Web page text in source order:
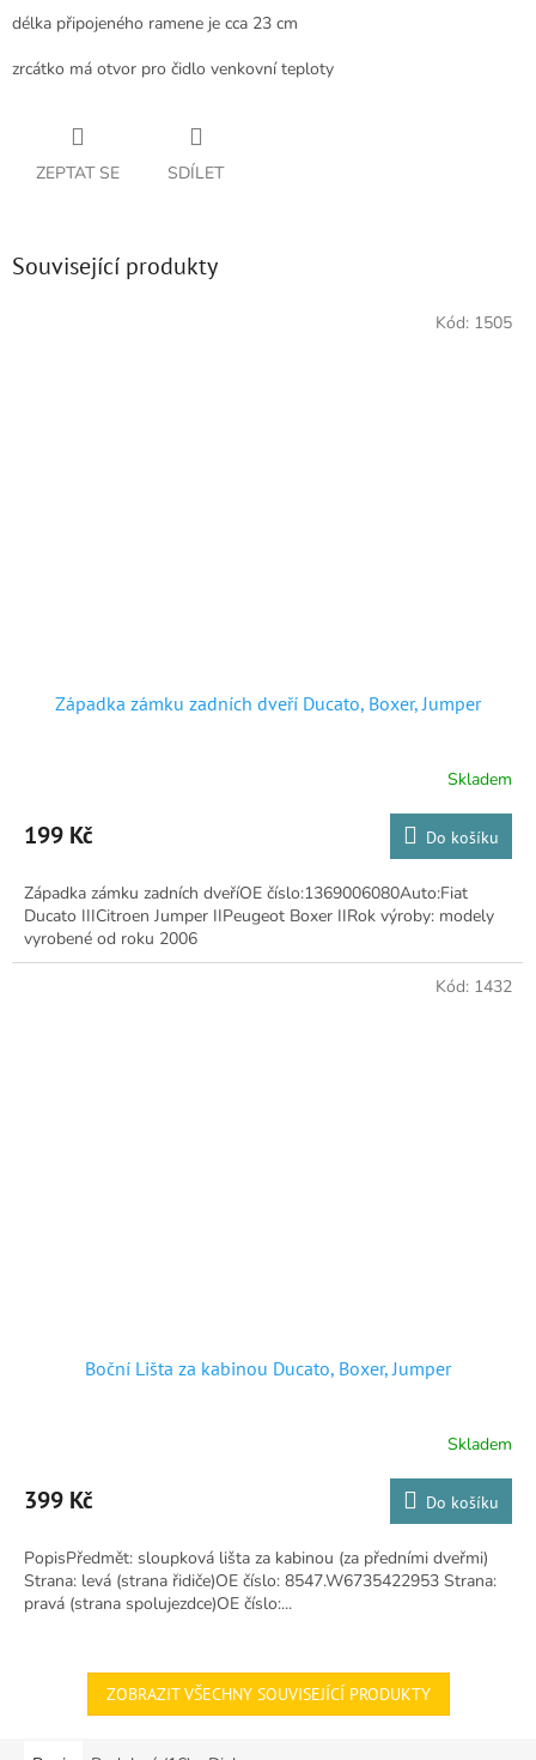
délka připojeného ramene je cca 23 cm
zrcátko má otvor pro čidlo venkovní teploty
ZEPTAT SE SDÍLET
Související produkty
Západka zámku zadních dveří Ducato, Boxer, Jumper
produktu
je
z
5
hvězdiček.
Skladem
199 Kč Do košíku
Západka zámku zadních dveříOE číslo:1369006080Auto:Fiat
Ducato IIICitroen Jumper IIPeugeot Boxer IIRok výroby: modely
vyrobené od roku 2006
Kód: 1505
Boční Lišta za kabinou Ducato, Boxer, Jumper
produktu
je
z
5
hvězdiček.
Skladem
399 Kč Do košíku
PopisPředmět: sloupková lišta za kabinou (za předními dveřmi)
Strana: levá (strana řidiče)OE číslo: 8547.W6735422953 Strana:
pravá (strana spolujezdce)OE číslo:...
Kód: 1432
ZOBRAZIT VŠECHNY SOUVISEJÍCÍ PRODUKTY